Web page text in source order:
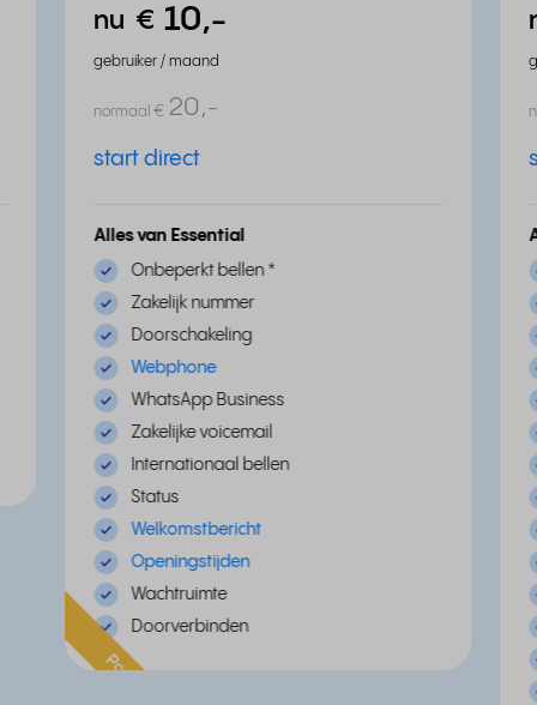
nu € 10,-
gebruiker / maand
normaal € 20,-
start direct
Alles van Essential
Onbeperkt bellen *
Zakelijk nummer
Doorschakeling
Webphone
WhatsApp Business
Zakelijke voicemail
Internationaal bellen
Status
Welkomstbericht
Openingstijden
Wachtruimte
Doorverbinden
Populair